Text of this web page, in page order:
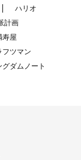
ハリオ
計画
寿屋
フツマン
グダムノート